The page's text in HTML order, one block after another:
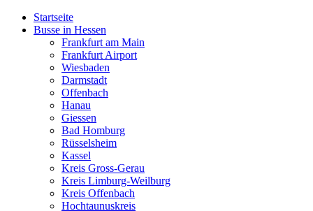
Startseite
Busse in Hessen
Frankfurt am Main
Frankfurt Airport
Wiesbaden
Darmstadt
Offenbach
Hanau
Giessen
Bad Homburg
Rüsselsheim
Kassel
Kreis Gross-Gerau
Kreis Limburg-Weilburg
Kreis Offenbach
Hochtaunuskreis